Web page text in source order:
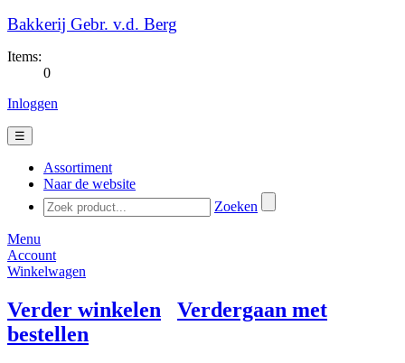
Bakkerij Gebr. v.d. Berg
Items:
0
Inloggen
☰
Assortiment
Naar de website
Zoeken
Menu
Account
Winkelwagen
Verder winkelen
Verdergaan met
bestellen